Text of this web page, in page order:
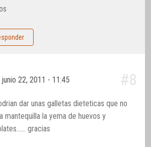
junio 22, 2011 - 11:45 #8
dar unas galletas dieteticas que no
mantequilla la yema de huevos y
gracias